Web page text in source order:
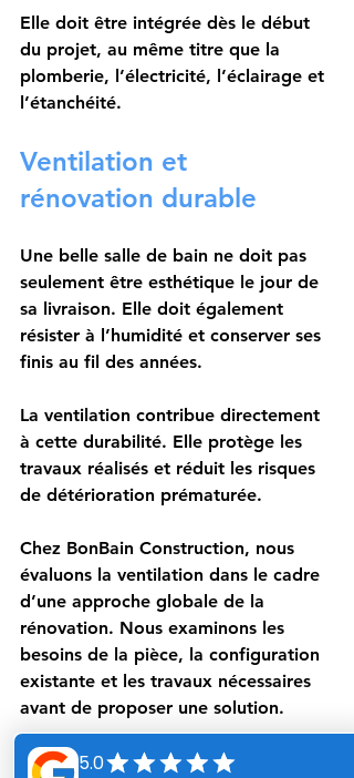
Elle doit être intégrée dès le début
du projet, au même titre que la
plomberie, l’électricité, l’éclairage et
l’étanchéité.
Ventilation et
rénovation durable
Une belle salle de bain ne doit pas
seulement être esthétique le jour de
sa livraison. Elle doit également
résister à l’humidité et conserver ses
finis au fil des années.
La ventilation contribue directement
à cette durabilité. Elle protège les
travaux réalisés et réduit les risques
de détérioration prématurée.
Chez BonBain Construction, nous
évaluons la ventilation dans le cadre
d’une approche globale de la
rénovation. Nous examinons les
besoins de la pièce, la configuration
existante et les travaux nécessaires
avant de proposer une solution.
Faire évaluer la